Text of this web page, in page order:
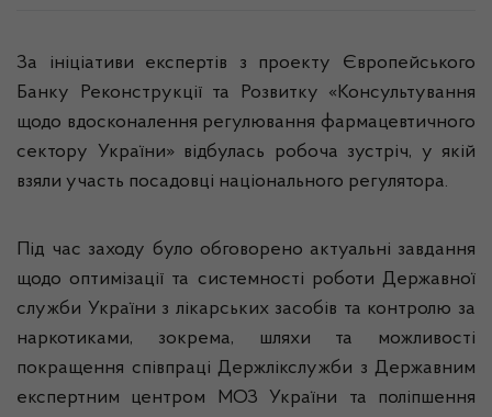
За ініціативи експертів з проекту Європейського
Банку Реконструкції та Розвитку «Консультування
щодо вдосконалення регулювання фармацевтичного
сектору України» відбулась робоча зустріч, у якій
взяли участь посадовці національного регулятора.
Під час заходу було обговорено актуальні завдання
щодо оптимізації та системності роботи Державної
служби України з лікарських засобів та контролю за
наркотиками, зокрема, шляхи та можливості
покращення співпраці Держлікслужби з Державним
експертним центром МОЗ України та поліпшення